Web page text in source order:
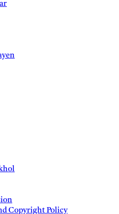
Copyright Policy